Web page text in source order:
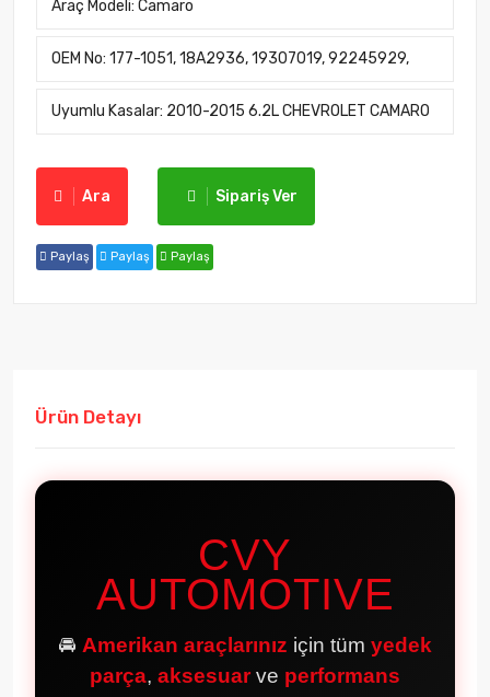
Araç Modeli: Camaro
OEM No: 177-1051, 18A2936, 19307019, 92245929,
Uyumlu Kasalar: 2010-2015 6.2L CHEVROLET CAMARO
Ara Sipariş Ver
Paylaş Paylaş Paylaş
Ürün Detayı
CVY
AUTOMOTIVE
🚘 Amerikan araçlarınız için tüm yedek
parça, aksesuarve performans